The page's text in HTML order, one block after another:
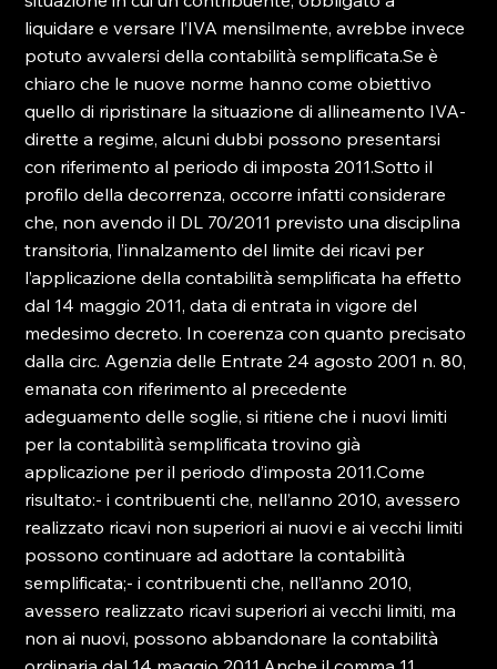
liquidare e versare l’IVA mensilmente, avrebbe invece
potuto avvalersi della contabilità semplificata.Se è
chiaro che le nuove norme hanno come obiettivo
quello di ripristinare la situazione di allineamento IVA-
dirette a regime, alcuni dubbi possono presentarsi
con riferimento al periodo di imposta 2011.Sotto il
profilo della decorrenza, occorre infatti considerare
che, non avendo il DL 70/2011 previsto una disciplina
transitoria, l’innalzamento del limite dei ricavi per
l’applicazione della contabilità semplificata ha effetto
dal 14 maggio 2011, data di entrata in vigore del
medesimo decreto. In coerenza con quanto precisato
dalla circ. Agenzia delle Entrate 24 agosto 2001 n. 80,
emanata con riferimento al precedente
adeguamento delle soglie, si ritiene che i nuovi limiti
per la contabilità semplificata trovino già
applicazione per il periodo d’imposta 2011.Come
risultato:- i contribuenti che, nell’anno 2010, avessero
realizzato ricavi non superiori ai nuovi e ai vecchi limiti
possono continuare ad adottare la contabilità
semplificata;- i contribuenti che, nell’anno 2010,
avessero realizzato ricavi superiori ai vecchi limiti, ma
non ai nuovi, possono abbandonare la contabilità